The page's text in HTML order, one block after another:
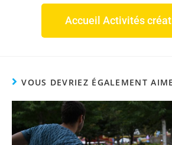
Accueil Activités
VOUS DEVRIEZ ÉGALEMENT